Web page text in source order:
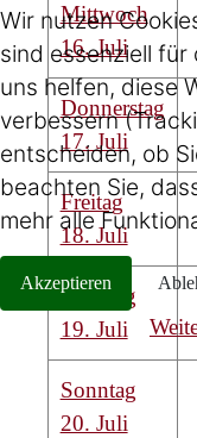
Mittwoch
16. Juli
Donnerstag
17. Juli
Freitag
18. Juli
Samstag
19. Juli
Sonntag
20. Juli
Wir nutzen
sind essenziell
uns helfen, diese
verbessern
entscheiden, ob
beachten Sie,
mehr alle
Akzeptieren